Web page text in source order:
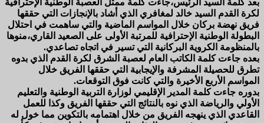
بعد كلمة السيد الرئيس،جاءت كلمة ممثل العصبة الوطنية الإحترافية
لكرة القدم السيد خالد لمغافري الذي أشاد بالإنجازات التي حققها
فريق نهضة بركان خلال المواسم الماضية والتي ساهمت في احتلال
البطولة الوطنية الإحترافية للمرتبة الأولى على الصعيد القاري،منوها
بالمنظومة الكروية البركانية التي تسير في اتجاه تصاعدي.
بعده جاءت كلمة الكاتب العام لعصبة الشرق لكرة القدم الذي بدوه
تطرق للحصيلة المشرفة والإيجابية التي حققها الفريق خلال
المواسم الأربع الأخيرة والتي كانت فوق التوقعات.
بدوره جاءت كلمة المدير الإقليمي لوزارة التربية الوطنية والتعليم
الأولي والرياضة الذي نوه بالنتائج التي حققها الفريق وكذا للعمل
القاعدي الذي ينهجه الفريق من خلال اهتمامه بالتكوين مما خول له